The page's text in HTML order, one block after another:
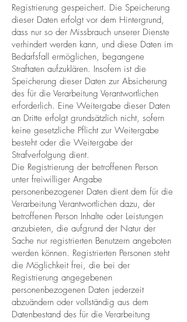
Registrierung gespeichert. Die Speicherung
dieser Daten erfolgt vor dem Hintergrund,
dass nur so der Missbrauch unserer Dienste
verhindert werden kann, und diese Daten im
Bedarfsfall ermöglichen, begangene
Straftaten aufzuklären. Insofern ist die
Speicherung dieser Daten zur Absicherung
des für die Verarbeitung Verantwortlichen
erforderlich. Eine Weitergabe dieser Daten
an Dritte erfolgt grundsätzlich nicht, sofern
keine gesetzliche Pflicht zur Weitergabe
besteht oder die Weitergabe der
Strafverfolgung dient.
Die Registrierung der betroffenen Person
unter freiwilliger Angabe
personenbezogener Daten dient dem für die
Verarbeitung Verantwortlichen dazu, der
betroffenen Person Inhalte oder Leistungen
anzubieten, die aufgrund der Natur der
Sache nur registrierten Benutzern angeboten
werden können. Registrierten Personen steht
die Möglichkeit frei, die bei der
Registrierung angegebenen
personenbezogenen Daten jederzeit
abzuändern oder vollständig aus dem
Datenbestand des für die Verarbeitung